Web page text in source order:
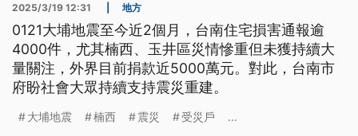
2025/3/19 12:31 地方
0121大埔地震至今近2個月，台南住宅損害通報逾
4000件，尤其楠西、玉井區災情慘重但未獲持續大
量關注，外界目前捐款近5000萬元。對此，台南市
府盼社會大眾持續支持震災重建。
大埔地震 楠西 震災 受災戶 ...